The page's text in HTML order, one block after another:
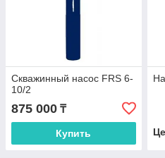
Скважинный насос FRS 6-
10/2
875 000 ₸
Купить